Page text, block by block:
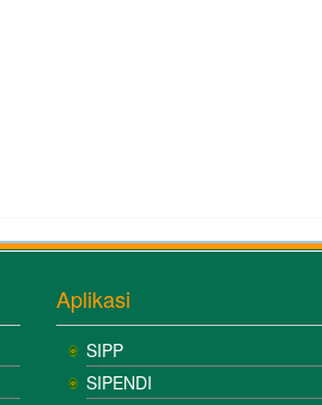
Aplikasi
SIPP
SIPENDI